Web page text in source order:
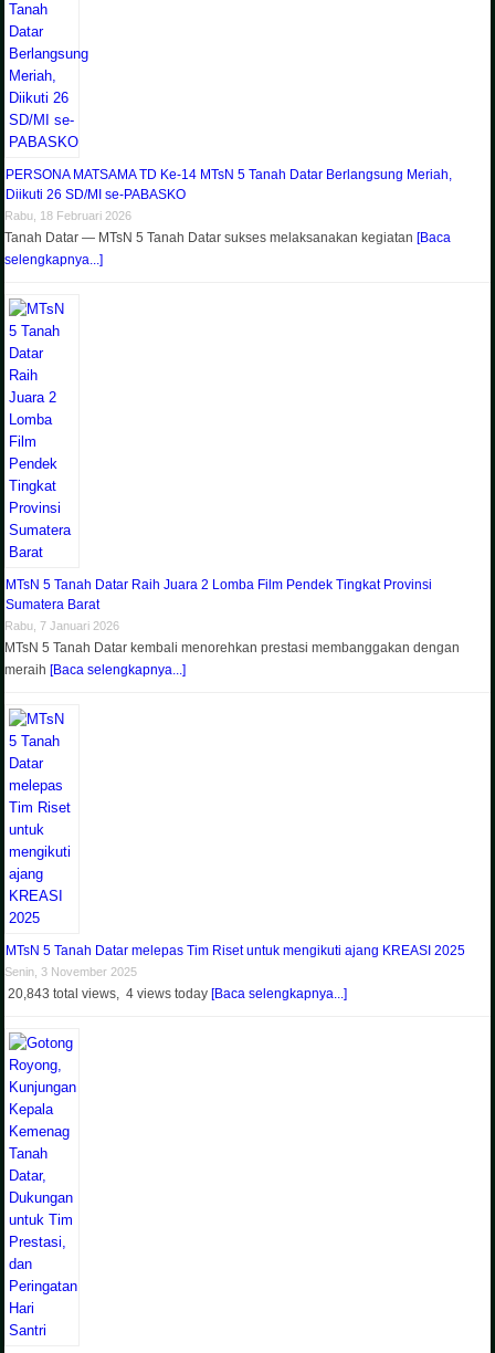
PERSONA MATSAMA TD Ke-14 MTsN 5 Tanah Datar Berlangsung Meriah,
Diikuti 26 SD/MI se-PABASKO
Rabu, 18 Februari 2026
Tanah Datar — MTsN 5 Tanah Datar sukses melaksanakan kegiatan[Baca
selengkapnya...]
MTsN 5 Tanah Datar Raih Juara 2 Lomba Film Pendek Tingkat Provinsi
Sumatera Barat
Rabu, 7 Januari 2026
MTsN 5 Tanah Datar kembali menorehkan prestasi membanggakan dengan
meraih[Baca selengkapnya...]
MTsN 5 Tanah Datar melepas Tim Riset untuk mengikuti ajang KREASI 2025
Senin, 3 November 2025
20,843 total views, 4 views today[Baca selengkapnya...]